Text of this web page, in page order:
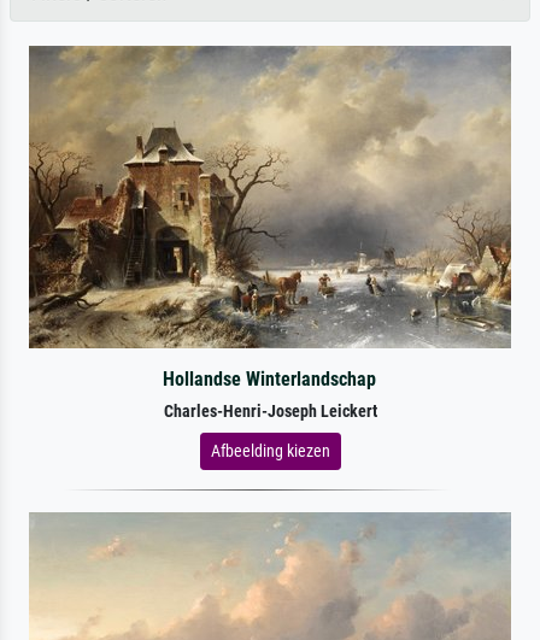
Hollandse Winterlandschap
Charles-Henri-Joseph Leickert
Afbeelding kiezen